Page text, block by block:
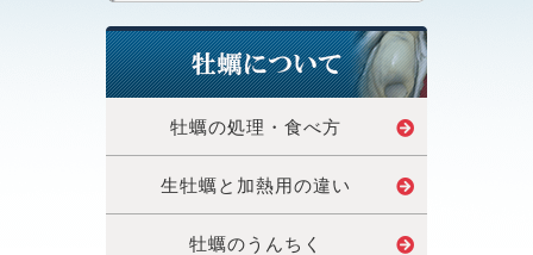
牡蠣の処理・食べ方
生牡蠣と加熱用の違い
牡蠣のうんちく